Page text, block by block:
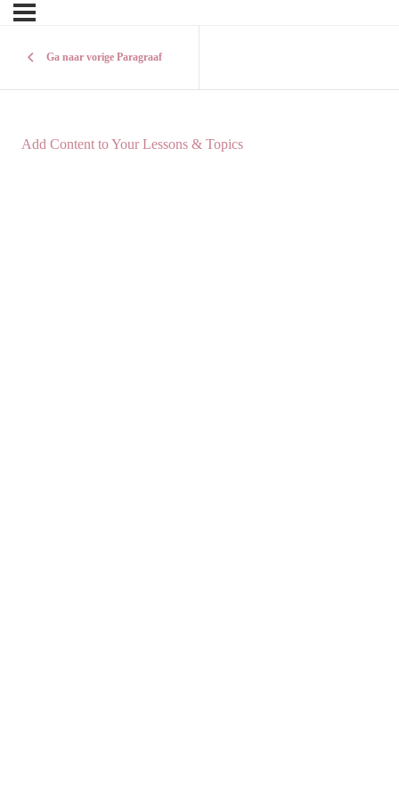
Ga naar vorige Paragraaf
Add Content to Your Lessons & Topics